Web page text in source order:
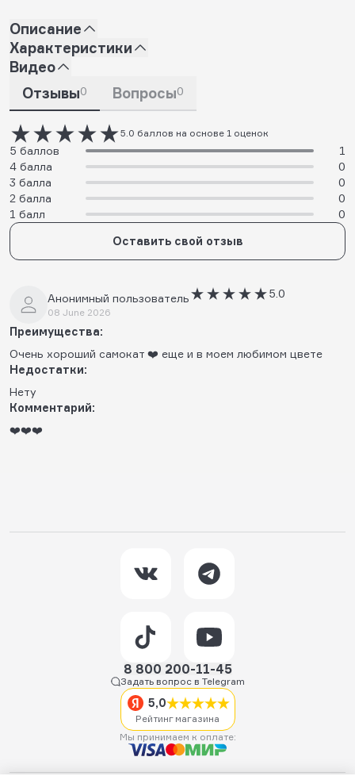
Описание
Характеристики
Видео
Отзывы0 Вопросы0
5.0 баллов на основе 1 оценок
5 баллов
1
4 балла
0
3 балла
0
2 балла
0
1 балл
0
Оставить свой отзыв
Анонимный пользователь
08 June 2026
5.0
Преимущества:
Очень хороший самокат ❤️ еще и в моем любимом цвете
Недостатки:
Нету
Комментарий:
❤️❤️❤️
8 800 200-11-45
Задать вопрос в Telegram
5,0
Рейтинг магазина
Мы принимаем к оплате: